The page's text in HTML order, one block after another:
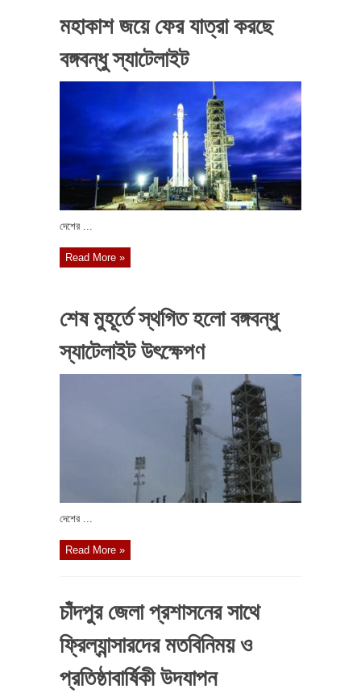
মহাকাশ জয়ে ফের যাত্রা করছে
বঙ্গবন্ধু স্যাটেলাইট
দেশের ...
Read More »
শেষ মুহূর্তে স্থগিত হলো বঙ্গবন্ধু
স্যাটেলাইট উৎক্ষেপণ
দেশের ...
Read More »
চাঁদপুর জেলা প্রশাসনের সাথে
ফ্রিল্যান্সারদের মতবিনিময় ও
প্রতিষ্ঠাবার্ষিকী উদযাপন